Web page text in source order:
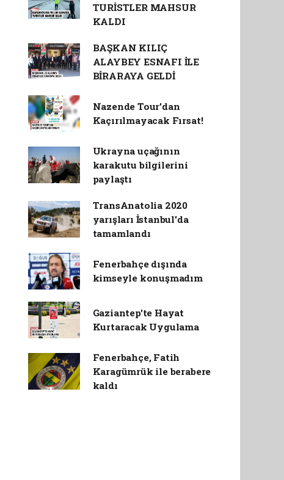
TURİSTLER MAHSUR
KALDI
BAŞKAN KILIÇ
ALAYBEY ESNAFI İLE
BİRARAYA GELDİ
Nazende Tour’dan
Kaçırılmayacak Fırsat!
Ukrayna uçağının
karakutu bilgilerini
paylaştı
TransAnatolia 2020
yarışları İstanbul'da
tamamlandı
Fenerbahçe dışında
kimseyle konuşmadım
Gaziantep'te Hayat
Kurtaracak Uygulama
Fenerbahçe, Fatih
Karagümrük ile berabere
kaldı